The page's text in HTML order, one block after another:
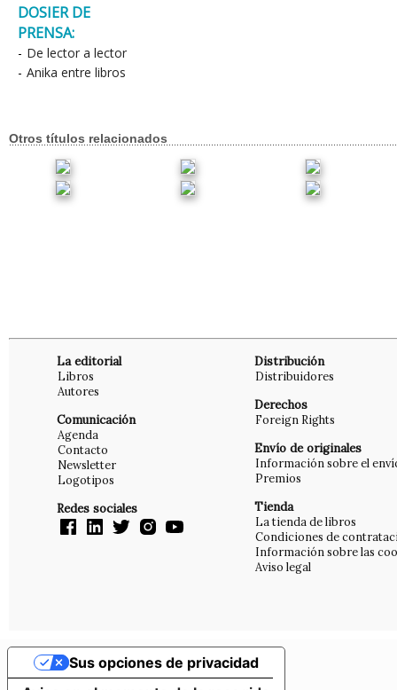
DOSIER DE
PRENSA:
- De lector a lector
- Anika entre libros
Otros títulos relacionados
La editorial
Libros
Autores
Comunicación
Agenda
Contacto
Newsletter
Logotipos
Redes sociales
Distribución
Distribuidores
Derechos
Foreign Rights
Envío de originales
Información sobre el
Premios
Tienda
La tienda de libros
Condiciones de
Información sobre las
Aviso legal
Sus opciones de privacidad